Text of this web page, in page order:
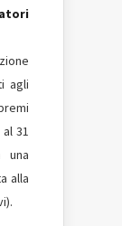
agli
31
una
alla